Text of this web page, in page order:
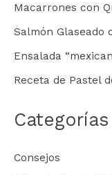
Macarrones con
Salmón Glaseado
Ensalada
Receta de Pastel
Categorías
Consejos